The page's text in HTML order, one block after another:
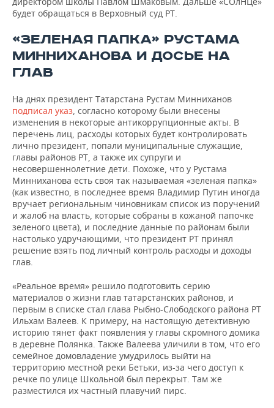
будет обращаться в Верховный суд РТ.
«ЗЕЛЕНАЯ ПАПКА» РУСТАМА
МИННИХАНОВА И ДОСЬЕ НА
ГЛАВ
На днях президент Татарстана Рустам Минниханов
подписал указ, согласно которому были внесены
изменения в некоторые антикоррупционные акты. В
перечень лиц, расходы которых будет контролировать
лично президент, попали муниципальные служащие,
главы районов РТ, а также их супруги и
несовершеннолетние дети. Похоже, что у Рустама
Минниханова есть своя так называемая «зеленая папка»
(как известно, в последнее время Владимир Путин иногда
вручает региональным чиновникам список из поручений
и жалоб на власть, которые собраны в кожаной папочке
зеленого цвета), и последние данные по районам были
настолько удручающими, что президент РТ принял
решение взять под личный контроль расходы и доходы
глав.
«Реальное время» решило подготовить серию
материалов о жизни глав татарстанских районов, и
первым в списке стал глава Рыбно-Слободского района РТ
Ильхам Валеев. К примеру, на настоящую детективную
историю тянет факт появления у главы скромного домика
в деревне Полянка. Также Валеева уличили в том, что его
семейное домовладение умудрилось выйти на
территорию местной реки Бетьки, из-за чего доступ к
речке по улице Школьной был перекрыт. Там же
разместился их частный плавучий пирс.